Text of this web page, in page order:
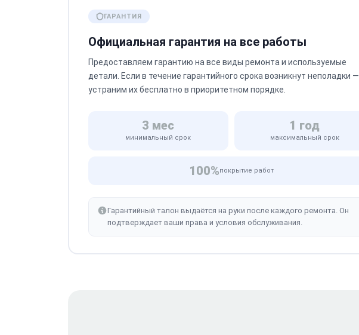
ГАРАНТИЯ
Официальная гарантия на все работы
Предоставляем гарантию на все виды ремонта и используемые
детали. Если в течение гарантийного срока возникнут неполадки —
устраним их бесплатно в приоритетном порядке.
3 мес
минимальный срок
1 год
максимальный срок
100%покрытие работ
Гарантийный талон выдаётся на руки после каждого ремонта. Он
подтверждает ваши права и условия обслуживания.